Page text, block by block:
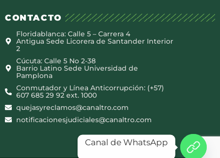
CONTACTO
Floridablanca: Calle 5 – Carrera 4
Antigua Sede Licorera de Santander Interior
2
Cúcuta: Calle 5 No 2-38
Barrio Latino Sede Universidad de
Pamplona
Conmutador y Línea Anticorrupción: (+57)
607 685 29 92 ext. 1000
quejasyreclamos@canaltro.com
notificacionesjudiciales@canaltro.com
Canal de WhatsApp